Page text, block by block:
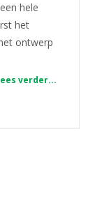
hele
het
ontwerp
verder...